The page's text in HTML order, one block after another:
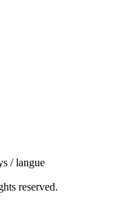
/ langue
reserved.